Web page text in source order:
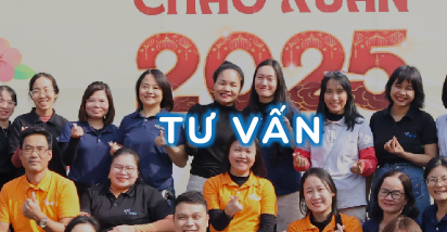
TƯ VẤN